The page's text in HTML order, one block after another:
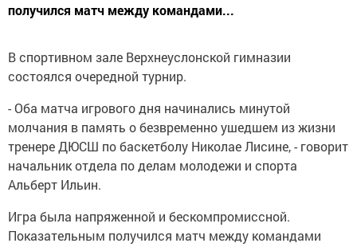
получился матч между командами...
В спортивном зале Верхнеуслонской гимназии
состоялся очередной турнир.
- Оба матча игрового дня начинались минутой
молчания в память о безвременно ушедшем из жизни
тренере ДЮСШ по баскетболу Николае Лисине, - говорит
начальник отдела по делам молодежи и спорта
Альберт Ильин.
Игра была напряженной и бескомпромиссной.
Показательным получился матч между командами